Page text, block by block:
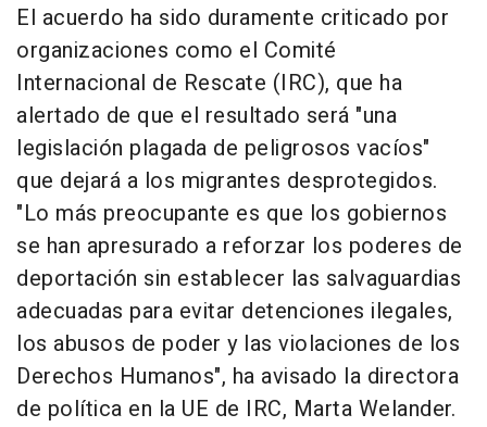
El acuerdo ha sido duramente criticado por
organizaciones como el Comité
Internacional de Rescate (IRC), que ha
alertado de que el resultado será "una
legislación plagada de peligrosos vacíos"
que dejará a los migrantes desprotegidos.
"Lo más preocupante es que los gobiernos
se han apresurado a reforzar los poderes de
deportación sin establecer las salvaguardias
adecuadas para evitar detenciones ilegales,
los abusos de poder y las violaciones de los
Derechos Humanos", ha avisado la directora
de política en la UE de IRC, Marta Welander.